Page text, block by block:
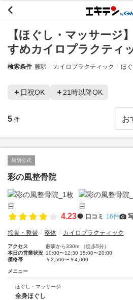
【ほぐし・マッサージ
すめカイロプラクティ
検索条件 蕨駅 カイロプラクティック ほ
日祝OK 21時以降OK
5 件
店舗公式
彩の風整骨院
4.23 口コミ 16件
接骨・整骨 整体 カイロプラクティック
アクセス
蕨駅から330m （徒歩5分）
本日の営業状況 10:00〜12:30 15:00〜20:00
価格帯
￥2,500〜￥4,000
メニュー
ほぐし・マッサージ
全身ほぐし